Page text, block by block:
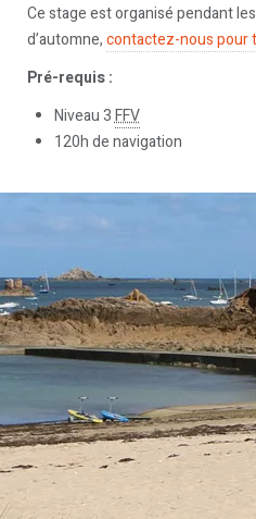
Ce stage est organisé pendant
d’automne,contactez-nous pour
Pré-requis :
Niveau 3FFV
120h de navigation